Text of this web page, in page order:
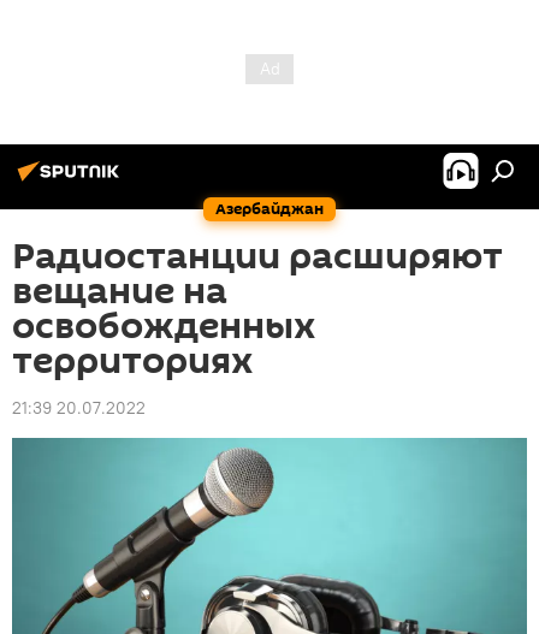
Азербайджан
Радиостанции расширяют
вещание на
освобожденных
территориях
21:39 20.07.2022